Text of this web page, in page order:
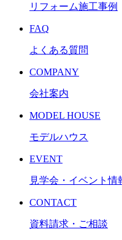
リフォーム施工事例
FAQ
よくある質問
COMPANY
会社案内
MODEL HOUSE
モデルハウス
EVENT
見学会・イベント情
CONTACT
資料請求・ご相談